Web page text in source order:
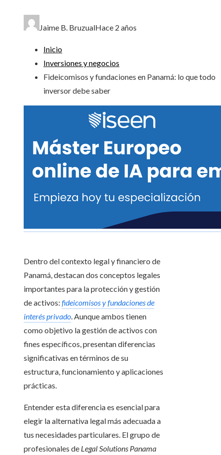
Jaime B. BruzualHace 2 años
Inicio
Inversiones y negocios
Fideicomisos y fundaciones en Panamá: lo que todo
inversor debe saber
Dentro del contexto legal y financiero de
Panamá, destacan dos conceptos legales
importantes para la protección y gestión
de activos: fideicomisos y fundaciones de
interés privado. Aunque ambos tienen
como objetivo la gestión de activos con
fines específicos, presentan diferencias
significativas en términos de su
estructura, funcionamiento y aplicaciones
prácticas.
Entender esta diferencia es esencial para
elegir la alternativa legal más adecuada a
tus necesidades particulares. El grupo de
profesionales de Legal Solutions Panama